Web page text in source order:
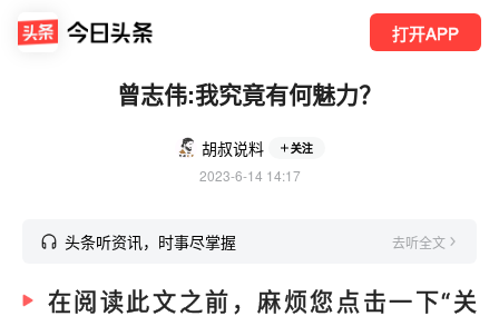
打开APP
曾志伟:我究竟有何魅力？
胡叔说料 关注
2023-6-14 14:17
头条听资讯，时事尽掌握 去听全文
在阅读此文之前，麻烦您点击一下“关